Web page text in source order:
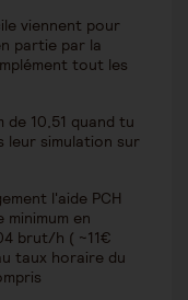
viennent pour
partie par la
tout les
de 10,51 quand tu
leur simulation sur
l'aide PCH
en
brut/h ( ~11€
taux horaire du